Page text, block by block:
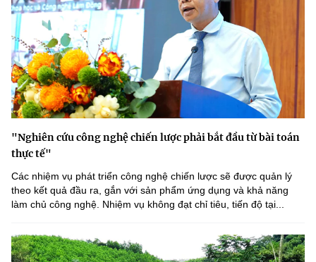
"Nghiên cứu công nghệ chiến lược phải bắt đầu từ bài toán
thực tế"
Các nhiệm vụ phát triển công nghệ chiến lược sẽ được quản lý
theo kết quả đầu ra, gắn với sản phẩm ứng dụng và khả năng
làm chủ công nghệ. Nhiệm vụ không đạt chỉ tiêu, tiến độ tại...